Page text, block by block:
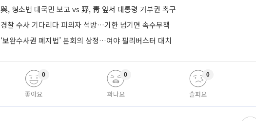
與, 형소법 대국민 보고 vs 野, 靑 앞서 대통령 거부권 촉구
경찰 수사 기다리다 피의자 석방…기한 넘기면 속수무책
‘보완수사권 폐지법’ 본회의 상정…여야 필리버스터 대치
좋아요
0
화나요
0
슬퍼요
0